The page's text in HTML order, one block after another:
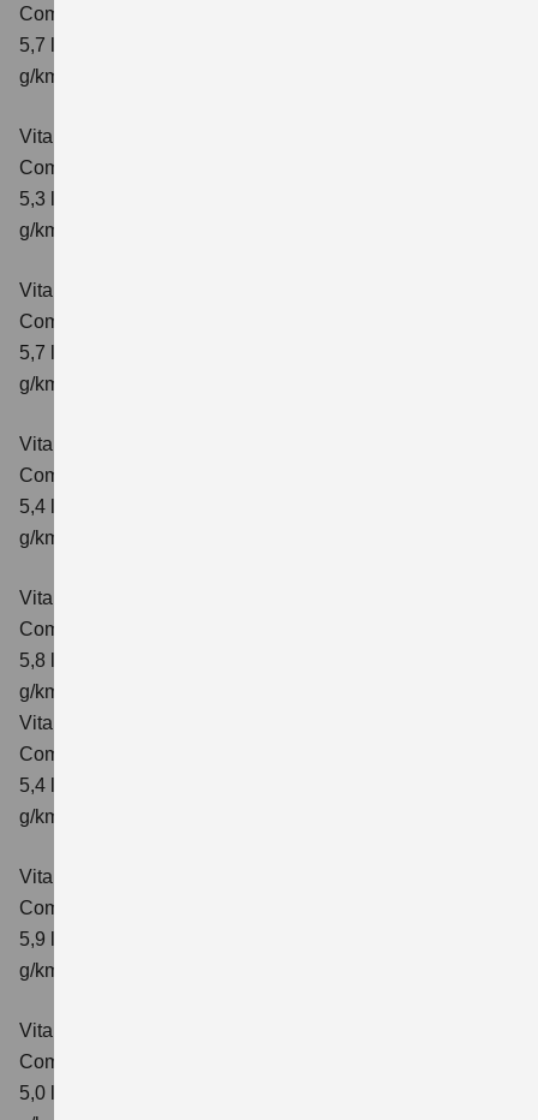
Comfort
5,7 l/100 km; kombinierter Wert der CO₂-Emission: 129
g/km; CO₂-Klasse: D
Vitara 1.4 BOOSTERJET HYBRID
Comfort+
5,3 l/100km; kombinierter Wert der CO₂-Emission: 120
g/km; CO₂-Klasse: D
Vitara 1.4 BOOSTERJET HYBRID AT
Comfort+
5,7 l/100km; kombinierter Wert der CO₂-Emission: 130
g/km; CO₂-Klasse: D
Vitara 1.4 BOOSTERJET HYBRID ALLGRIP
Comfort
5,4 l/100km; kombinierter Wert der CO₂-Emission: 129
g/km; CO₂-Klasse: D
Vitara 1.4 BOOSTERJET HYBRID ALLGRIP AT
Comfort
5,8 l/100 km; kombinierter Wert der CO₂-Emission: 137
g/km; CO₂-Klasse: E
Vitara 1.4 BOOSTERJET HYBRID ALLGRIP
Comfort+ Verbrauchswerte: kombinierter Energieverbrauch
5,4 l/100km; kombinierter Wert der CO₂-Emission: 129
g/km; CO₂-Klasse: D
Vitara 1.4 BOOSTERJET HYBRID ALLGRIP AT
Comfort+
5,9 l/100 km; kombinierter Wert der CO₂-Emission: 138
g/km; CO₂-Klasse: E
Vitara 1.5 DUALJET HYBRID AGS
Comfort
5,0 l/100km; kombinierter Wert der CO₂-Emission: 113